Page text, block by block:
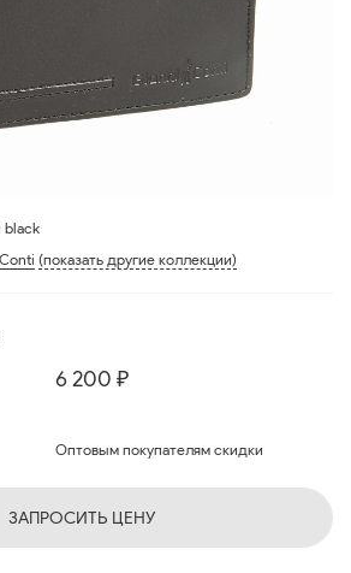
black
(показать другие коллекции)
6 200 ₽
Оптовым покупателям скидки
ЗАПРОСИТЬ ЦЕНУ